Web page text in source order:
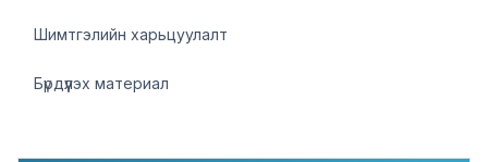
Шимтгэлийн харьцуулалт
Бүрдүүлэх материал